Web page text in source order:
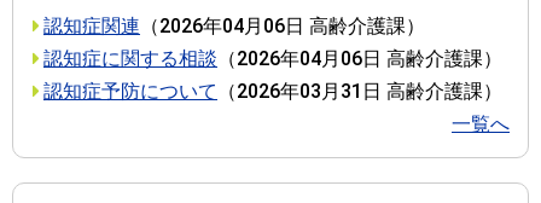
認知症関連 （2026年04月06日 高齢介護課）
認知症に関する相談 （2026年04月06日 高齢介護課）
認知症予防について
（2026年03月31日 高齢介護課）
一覧へ